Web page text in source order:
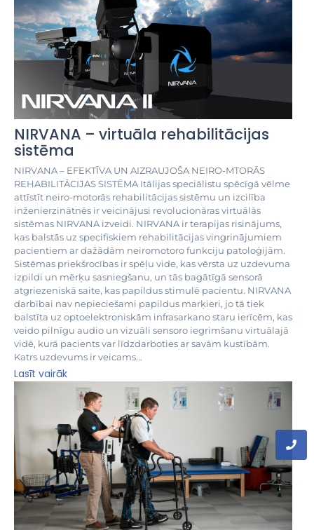
NIRVANA – virtuāla rehabilitācijas
sistēma
NIRVANA – EFEKTĪVA UN AIZRAUJOŠA NEIRO-MTORĀS
REHABILITĀCIJAS SISTĒMA Itālijas speciālistu spēcīgā vēlme
attīstīt neiro-motorās rehabilitācijas sistēmu un izcilība
inženierzinātnēs ir veicinājusi revolucionāras virtuālās
sistēmas NIRVANA izveidi. NIRVANA ir terapijas risinājums,
kas balstās uz specifiskiem rehabilitācijas vingrinājumiem
pacientiem ar dažādām neiromotoro funkciju patoloģijām.
Sistēmas priekšrocības ir spēļu vide, kas vērsta uz uzdevuma
izpildi un mērķu sasniegšanu, un tās bagātīgā sensorā
atgriezeniskā saite, kas papildus stimulē pacientu. NIRVANA
darbībai nav nepieciešami papildus marķieri, jo tā tiek
balstīta uz optoelektroniskām infrasarkano staru ierīcēm, kas
veido pilnīgu audio un vizuāli sensoro iegrimšanu virtuālajā
vidē, kurā pacients var līdzdarboties ar savām kustībām.
Katrs uzdevums ir veicams...
Lasīt vairāk